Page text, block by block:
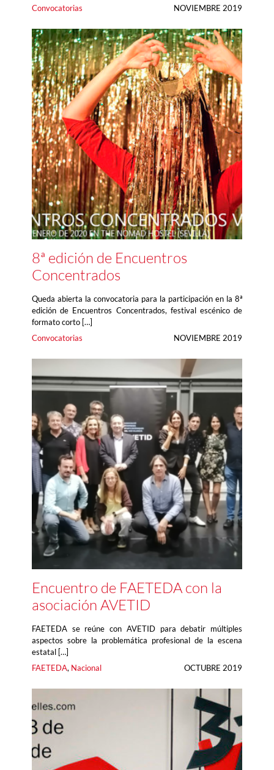
Convocatorias
NOVIEMBRE 2019
8ª edición de Encuentros
Concentrados
Queda abierta la convocatoria para la participación en la 8ª
edición de Encuentros Concentrados, festival escénico de
formato corto […]
Convocatorias
NOVIEMBRE 2019
Encuentro de FAETEDA con la
asociación AVETID
FAETEDA se reúne con AVETID para debatir múltiples
aspectos sobre la problemática profesional de la escena
estatal […]
FAETEDA, Nacional OCTUBRE 2019